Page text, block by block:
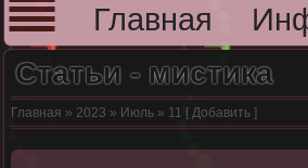
Главная
Статьи - мистика
Главная » 2023 » Июль » 11 [ Добавить ]